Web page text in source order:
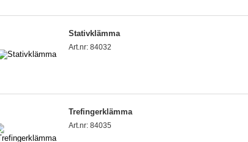
Stativklämma
Art.nr: 84032
Trefingerklämma
Art.nr: 84035